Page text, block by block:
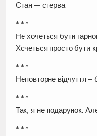
Стан — стерва
* * *
Не хочеться бути
Хочеться просто бути
* * *
Неповторне відчуття
* * *
Так, я не подарунок.
* * *